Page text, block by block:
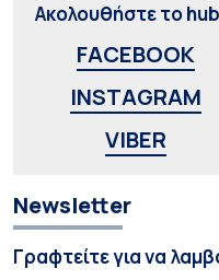
Ακολουθήστε το
FACEBOOK
INSTAGRAM
VIBER
Newsletter
Γραφτείτε για να